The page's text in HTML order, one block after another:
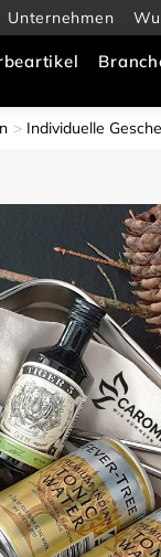
Unternehmen
Individuelle